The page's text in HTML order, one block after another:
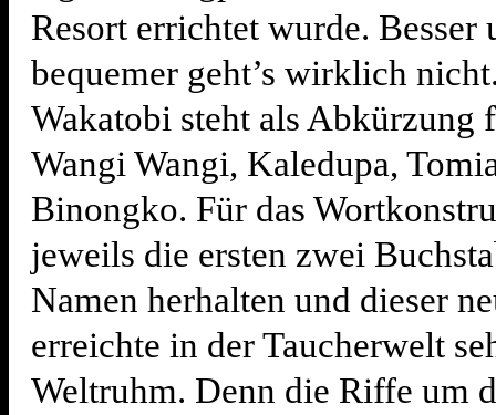
Resort errichtet wurde. Besser
bequemer geht’s wirklich
Wakatobi steht als Abkürzung
Wangi Wangi, Kaledupa,
Binongko. Für das
jeweils die ersten zwei
Namen herhalten und dieser
erreichte in der Taucherwelt
Weltruhm. Denn die Riffe um